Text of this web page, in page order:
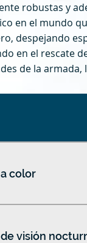
robustas y
en el mundo
despejando
en el rescate
de la armada,
color
visión